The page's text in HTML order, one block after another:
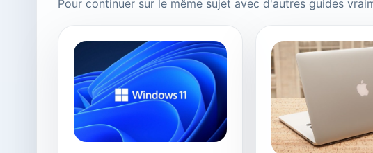
Pour continuer sur le même sujet avec d'autres guides